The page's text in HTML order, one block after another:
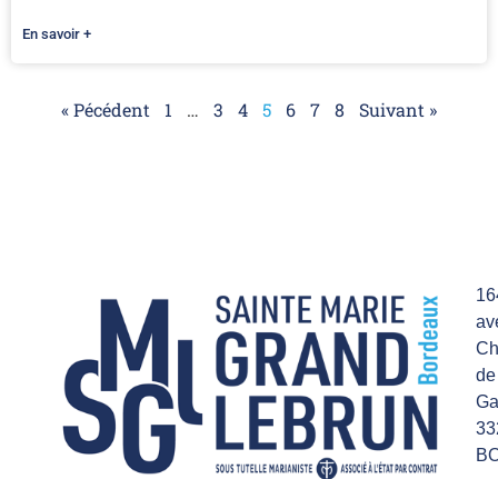
En savoir +
« Pécédent 1 … 3 4 5 6 7 8 Suivant »
de